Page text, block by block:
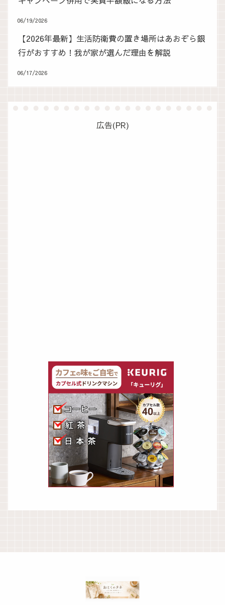
06/19/2026
【2026年最新】生活防衛費の置き場所はあおぞら銀
行がおすすめ！我が家が選んだ理由を解説
06/17/2026
広告(PR)